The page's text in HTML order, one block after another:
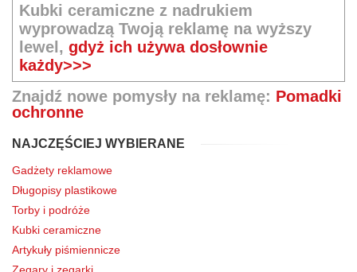
Kubki ceramiczne z nadrukiem
wyprowadzą Twoją reklamę na wyższy
lewel,gdyż ich używa dosłownie
każdy>>>
Znajdź nowe pomysły na reklamę: Pomadki
ochronne
NAJCZĘŚCIEJ WYBIERANE
Gadżety reklamowe
Długopisy plastikowe
Torby i podróże
Kubki ceramiczne
Artykuły piśmiennicze
Zegary i zegarki